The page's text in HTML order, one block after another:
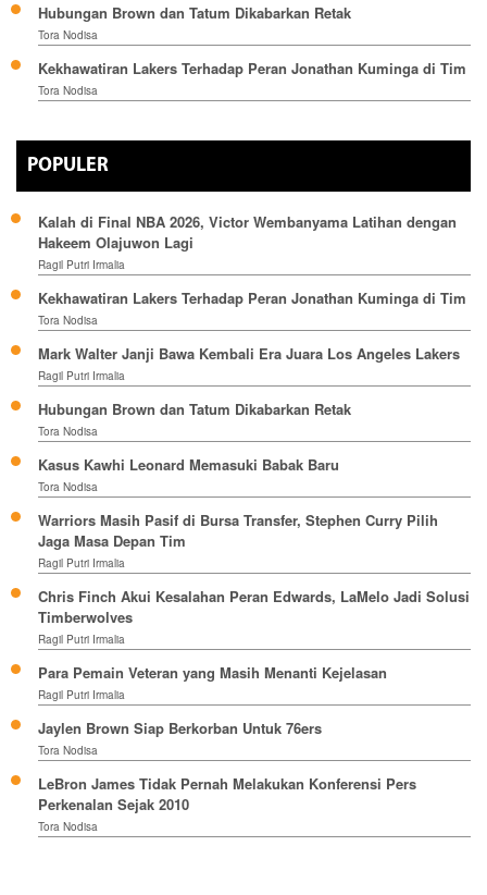
Hubungan Brown dan Tatum Dikabarkan Retak
Tora Nodisa
Kekhawatiran Lakers Terhadap Peran Jonathan Kuminga di Tim
Tora Nodisa
POPULER
Kalah di Final NBA 2026, Victor Wembanyama Latihan dengan
Hakeem Olajuwon Lagi
Ragil Putri Irmalia
Kekhawatiran Lakers Terhadap Peran Jonathan Kuminga di Tim
Tora Nodisa
Mark Walter Janji Bawa Kembali Era Juara Los Angeles Lakers
Ragil Putri Irmalia
Hubungan Brown dan Tatum Dikabarkan Retak
Tora Nodisa
Kasus Kawhi Leonard Memasuki Babak Baru
Tora Nodisa
Warriors Masih Pasif di Bursa Transfer, Stephen Curry Pilih
Jaga Masa Depan Tim
Ragil Putri Irmalia
Chris Finch Akui Kesalahan Peran Edwards, LaMelo Jadi Solusi
Timberwolves
Ragil Putri Irmalia
Para Pemain Veteran yang Masih Menanti Kejelasan
Ragil Putri Irmalia
Jaylen Brown Siap Berkorban Untuk 76ers
Tora Nodisa
LeBron James Tidak Pernah Melakukan Konferensi Pers
Perkenalan Sejak 2010
Tora Nodisa